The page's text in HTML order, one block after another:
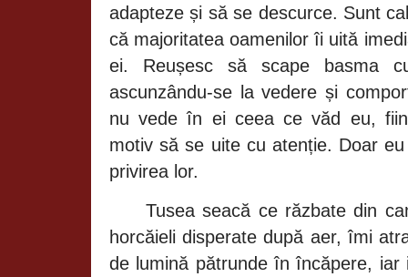
adaptezeși săse descurce. Sunt
că majoritatea oamenilorîi uită
ei. Reușesc să scape basma
ascunzându-se la vedereși
nu vedeîn ei ceea cevăd eu,
motivsăse uite cu atenție. Doar
privirea lor.
Tuseaseacă ce răzbatedin
horcăielidisperatedupă aer,îmi
de lumină pătrunde în încăpere, iar